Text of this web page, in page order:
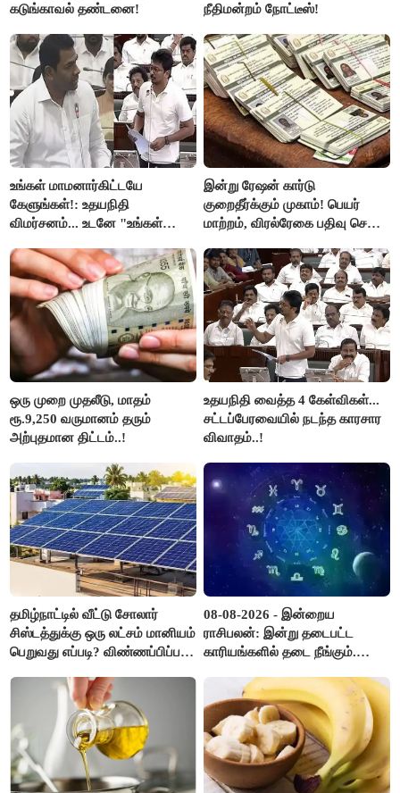
கடுங்காவல் தண்டனை!
நீதிமன்றம் நோட்டீஸ்!
உங்கள் மாமனார்கிட்டயே
கேளுங்கள்!: உதயநிதி
விமர்சனம்... உடனே "உங்கள்
ஆதவ் அர்ஜுனா பதிலடி!
இன்று ரேஷன் கார்டு
குறைதீர்க்கும் முகாம்! பெயர்
மாற்றம், விரல்ரேகை பதிவு செய்ய
ஒரு முறை முதலீடு, மாதம்
ரூ.9,250 வருமானம் தரும்
அற்புதமான திட்டம்..!
உதயநிதி வைத்த 4 கேள்விகள்...
சட்டப்பேரவையில் நடந்த காரசார
விவாதம்..!
தமிழ்நாட்டில் வீட்டு சோலார்
சிஸ்டத்துக்கு ஒரு லட்சம் மானியம்
பெறுவது எப்படி? விண்ணப்பிப்பது
08-08-2026 - இன்றைய
ராசிபலன்: இன்று தடைபட்ட
காரியங்களில் தடை நீங்கும்.
இருக்கும். ஆன்மீக எண்ணம்
அதிகரிக்கும்..!